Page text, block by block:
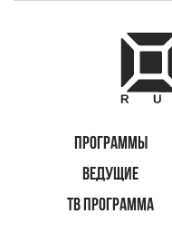
ПРОГРАММЫ
ВЕДУЩИЕ
ТВ ПРОГРАММА